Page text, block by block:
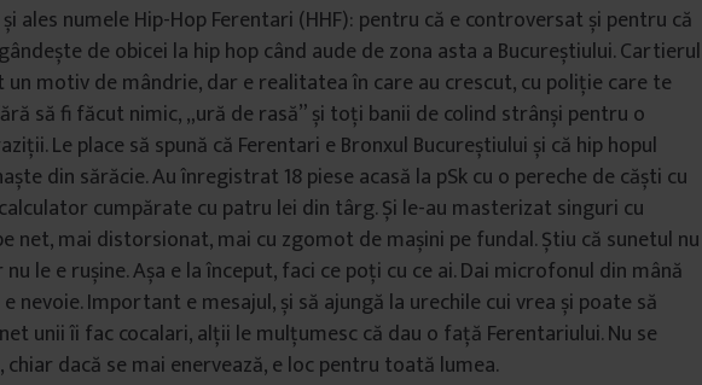
ales numele Hip-Hop Ferentari (HHF): pentru că e controversat și pentru că
de obicei la hip hop când aude de zona asta a Bucureștiului. Cartierul
un motiv de mândrie, dar e realitatea în care au crescut, cu poliție care te
să fi făcut nimic, „ură de rasă” și toți banii de colind strânși pentru o
Le place să spună că Ferentari e Bronxul Bucureștiului și că hip hopul
din sărăcie. Au înregistrat 18 piese acasă la pSk cu o pereche de căști cu
cumpărate cu patru lei din târg. Și le-au masterizat singuri cu
net, mai distorsionat, mai cu zgomot de mașini pe fundal. Știu că sunetul nu
le e rușine. Așa e la început, faci ce poți cu ce ai. Dai microfonul din mână
nevoie. Important e mesajul, și să ajungă la urechile cui vrea și poate să
unii îi fac cocalari, alții le mulțumesc că dau o față Ferentariului. Nu se
chiar dacă se mai enervează, e loc pentru toată lumea.